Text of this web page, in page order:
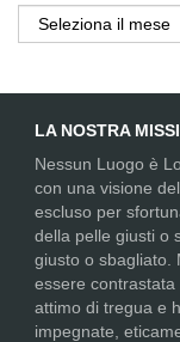
Archivi
LA NOSTRA
Nessun Luogo è
con una visione
escluso per
della pelle giusti o
giusto o sbagliato.
essere
attimo di tregua e
impegnate,